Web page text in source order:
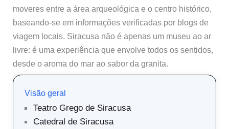
moveres entre a área arqueológica e o centro histórico,
baseando-se em informações verificadas por blogs de
viagem locais. Siracusa não é apenas um museu ao ar
livre: é uma experiência que envolve todos os sentidos,
desde o aroma do mar ao sabor da granita.
Visão geral
Teatro Grego de Siracusa
Catedral de Siracusa